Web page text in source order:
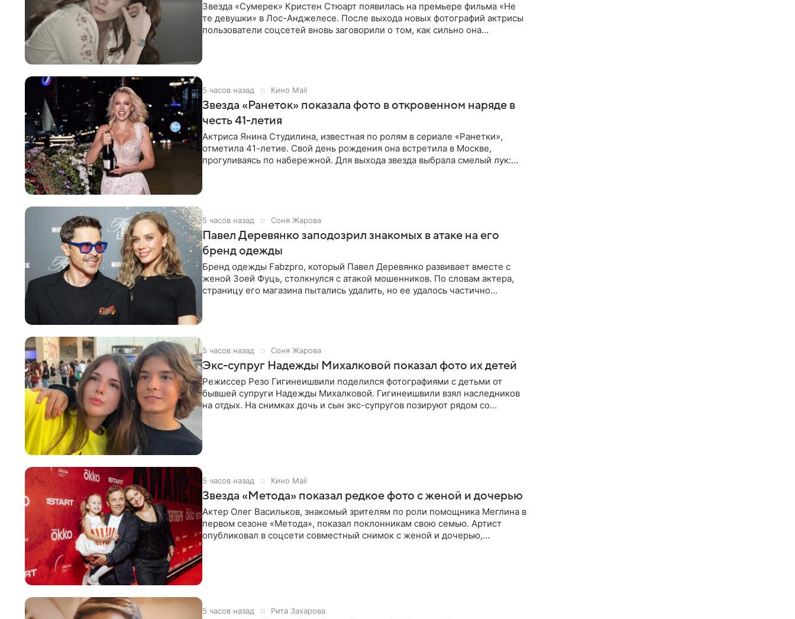
Звезда «Сумерек» Кристен Стюарт появилась на премьере фильма «Не
те девушки» в Лос-Анджелесе. После выхода новых фотографий актрисы
пользователи соцсетей вновь заговорили о том, как сильно она
5 часов назад Кино Mail
Звезда «Ранеток» показала фото в откровенном наряде в
честь 41-летия
Актриса Янина Студилина, известная по ролям в сериале «Ранетки»,
отметила 41-летие. Свой день рождения она встретила в Москве,
прогуливаясь по набережной. Для выхода звезда выбрала смелый лук:
5 часов назад Соня Жарова
Павел Деревянко заподозрил знакомых в атаке на его
бренд одежды
Бренд одежды Fabzpro, который Павел Деревянко развивает вместе с
женой Зоей Фуць, столкнулся с атакой мошенников. По словам актера,
страницу его магазина пытались удалить, но ее удалось частично
5 часов назад Соня Жарова
Экс-супруг Надежды Михалковой показал фото их детей
Режиссер Резо Гигинеишвили поделился фотографиями с детьми от
бывшей супруги Надежды Михалковой. Гигинеишвили взял наследников
на отдых. На снимках дочь и сын экс-супругов позируют рядом со
5 часов назад Кино Mail
Звезда «Метода» показал редкое фото с женой и дочерью
Актер Олег Васильков, знакомый зрителям по роли помощника Меглина в
первом сезоне «Метода», показал поклонникам свою семью. Артист
опубликовал в соцсети совместный снимок с женой и дочерью,
5 часов назад Рита Захарова